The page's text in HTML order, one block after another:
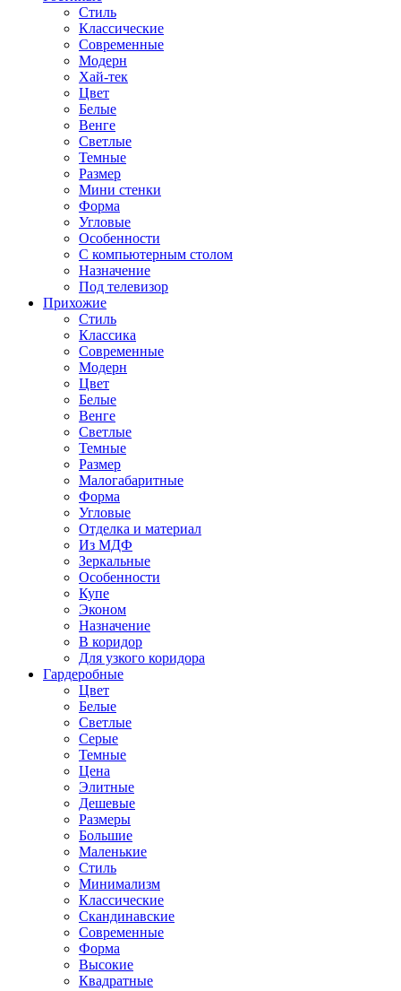
Стиль
Классические
Современные
Модерн
Хай-тек
Цвет
Белые
Венге
Светлые
Темные
Размер
Мини стенки
Форма
Угловые
Особенности
С компьютерным столом
Назначение
Под телевизор
Прихожие
Стиль
Классика
Современные
Модерн
Цвет
Белые
Венге
Светлые
Темные
Размер
Малогабаритные
Форма
Угловые
Отделка и материал
Из МДФ
Зеркальные
Особенности
Купе
Эконом
Назначение
В коридор
Для узкого коридора
Гардеробные
Цвет
Белые
Светлые
Серые
Темные
Цена
Элитные
Дешевые
Размеры
Большие
Маленькие
Стиль
Минимализм
Классические
Скандинавские
Современные
Форма
Высокие
Квадратные